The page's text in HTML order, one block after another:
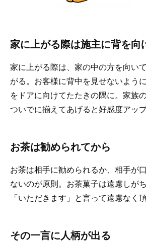
家に上がる際は施主に背を向
家に上がる際は、家の中の方を向い
がる。お客様に背中を見せないよう
をドアに向けてたたきの隅に。家族
ついでに揃えてあげると好感度アップ
お茶は勧められてから
お茶は相手に勧められるか、相手が
ないのが原則。お茶菓子は遠慮しが
「いただきます」と言って遠慮なく頂
その一言に人柄が出る